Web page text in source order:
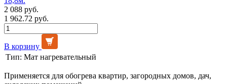
2 088 руб.
1 962.72 руб.
В корзину
Тип: Мат нагревательный
Применяется для обогрева квартир, загородных домов, дач,